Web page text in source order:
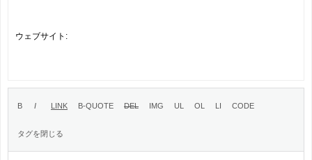
ウェブサイト: